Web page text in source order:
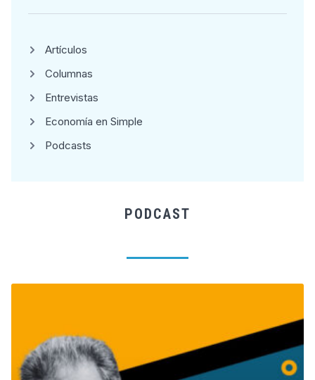
Artículos
Columnas
Entrevistas
Economía en Simple
Podcasts
PODCAST